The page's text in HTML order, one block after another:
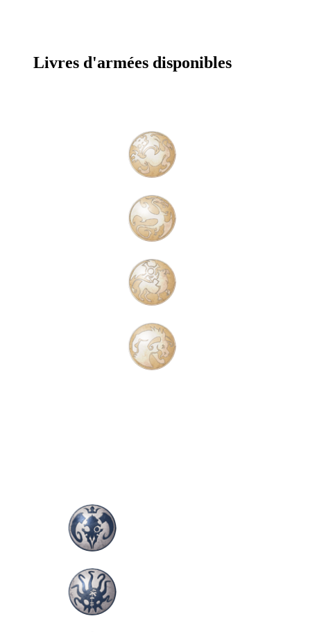
Livres d'armées disponibles